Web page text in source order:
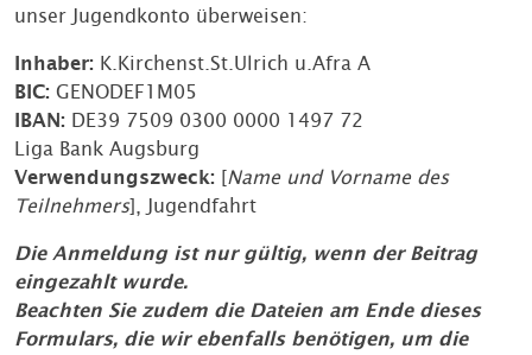
unser Jugendkonto überweisen:
Inhaber: K.Kirchenst.St.Ulrich u.Afra A
BIC: GENODEF1M05
IBAN: DE39 7509 0300 0000 1497 72
Liga Bank Augsburg
Verwendungszweck: [Name und Vorname des
Teilnehmers], Jugendfahrt
Die Anmeldung ist nur gültig, wenn der Beitrag
eingezahlt wurde.
Beachten Sie zudem die Dateien am Ende dieses
Formulars, die wir ebenfalls benötigen, um die